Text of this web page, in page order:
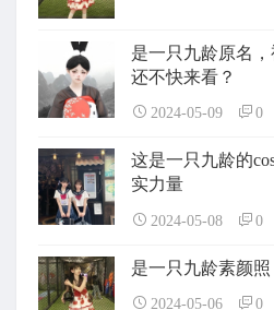
是一只九龄原名
还不快来看？
2024-05-09 0
这是一只九龄的
实力量
2024-05-08 0
是一只九龄素颜
2024-05-06 0